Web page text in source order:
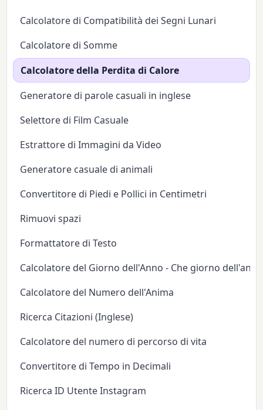
Calcolatore di Compatibilità dei Segni Lunari
Calcolatore di Somme
Calcolatore della Perdita di Calore
Generatore di parole casuali in inglese
Selettore di Film Casuale
Estrattore di Immagini da Video
Generatore casuale di animali
Convertitore di Piedi e Pollici in Centimetri
Rimuovi spazi
Formattatore di Testo
Calcolatore del Giorno dell'Anno - Che giorno
Calcolatore del Numero dell'Anima
Ricerca Citazioni (Inglese)
Calcolatore del numero di percorso di vita
Convertitore di Tempo in Decimali
Ricerca ID Utente Instagram